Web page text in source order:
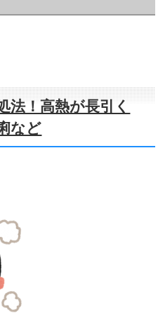
法！高熱が長引く
など